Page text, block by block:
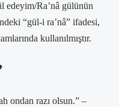
edeyim/Ra’nâ gülünün
“gül-i ra’nâ” ifadesi,
kullanılmıştır.
ondan razı olsun.” –